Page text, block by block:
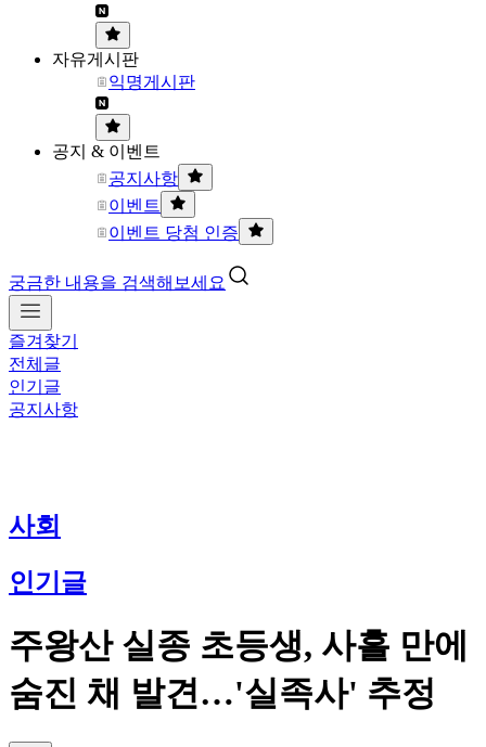
자유게시판
익명게시판
공지 & 이벤트
공지사항
이벤트
이벤트 당첨 인증
궁금한 내용을 검색해보세요
즐겨찾기
전체글
인기글
공지사항
사회
인기글
주왕산 실종 초등생, 사흘 만에
숨진 채 발견…'실족사' 추정